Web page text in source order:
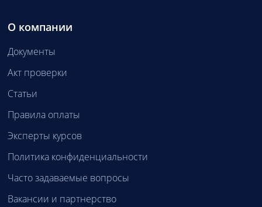
О компании
Документы
Акт проверки
Статьи
Правила оплаты
Эксперты курсов
Политика конфиденциальности
Часто задаваемые вопросы
Вакансии и партнерство